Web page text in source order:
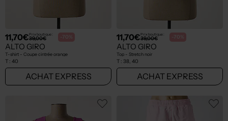
11,70€Prix boutique :
39,00€ -70%
ALTO GIRO
T-shirt - Coupe cintrée orange
T : 40
ACHAT EXPRESS
11,70€Prix boutique :
39,00€ -70%
ALTO GIRO
Top - Stretch noir
T : 38, 40
ACHAT EXPRESS